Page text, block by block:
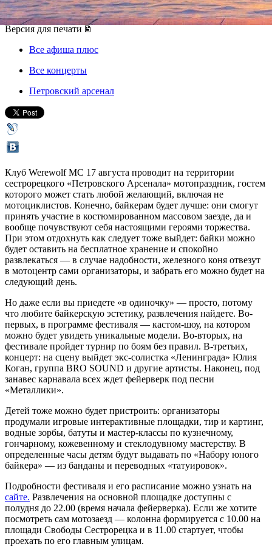
17 августа 2019, суббота
Версия для печати
Все афиша плюс
Все концерты
Петровский арсенал
Клуб Werewolf MC 17 августа проводит на территории
сестрорецкого «Петровского Арсенала» мотопраздник, гостем
которого может стать любой желающий, включая не
мотоциклистов. Конечно, байкерам будет лучше: они смогут
принять участие в костюмированном массовом заезде, да и
вообще почувствуют себя настоящими героями торжества.
При этом отдохнуть как следует тоже выйдет: байки можно
будет оставить на бесплатное хранение и спокойно
развлекаться — в случае надобности, железного коня отвезут
в мотоцентр сами организаторы, и забрать его можно будет на
следующий день.
Но даже если вы приедете «в одиночку» — просто, потому
что любите байкерскую эстетику, развлечения найдете. Во-
первых, в программе фестиваля — кастом-шоу, на котором
можно будет увидеть уникальные модели. Во-вторых, на
фестивале пройдет турнир по боям без правил. В-третьих,
концерт: на сцену выйдет экс-солистка «Ленинграда» Юлия
Коган, группа BRO SOUND и другие артисты. Наконец, под
занавес карнавала всех ждет фейерверк под песни
«Металлики».
Детей тоже можно будет пристроить: организаторы
продумали игровые интерактивные площадки, тир и картинг,
водные зорбы, батуты и мастер-классы по кузнечному,
гончарному, кожевенному и стеклодувному мастерству. В
определенные часы детям будут выдавать по «Набору юного
байкера» — из банданы и переводных «татуировок».
Подробности фестиваля и его расписание можно узнать на
сайте. Развлечения на основной площадке доступны с
полудня до 22.00 (время начала фейерверка). Если же хотите
посмотреть сам мотозаезд — колонна формируется с 10.00 на
площади Свободы Сестрорецка и в 11.00 стартует, чтобы
проехать по его главным улицам.